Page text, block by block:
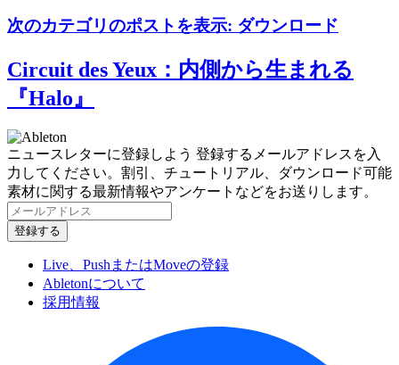
次のカテゴリのポストを表示: ダウンロード
Circuit des Yeux：内側から生まれる
『Halo』
ニュースレターに登録しよう 登録するメールアドレスを入
力してください。割引、チュートリアル、ダウンロード可能
素材に関する最新情報やアンケートなどをお送りします。
Live、PushまたはMoveの登録
Abletonについて
採用情報